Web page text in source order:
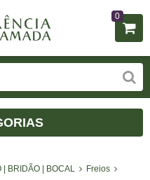
0
| BRIDÃO | BOCAL
Freios